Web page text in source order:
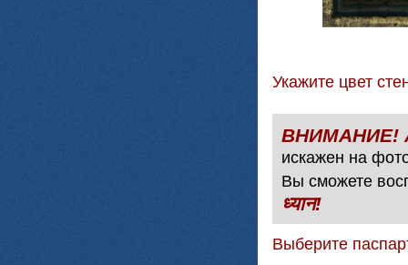
Укажите цвет
искажен на
Вы сможете
ध्यान!
Выберите